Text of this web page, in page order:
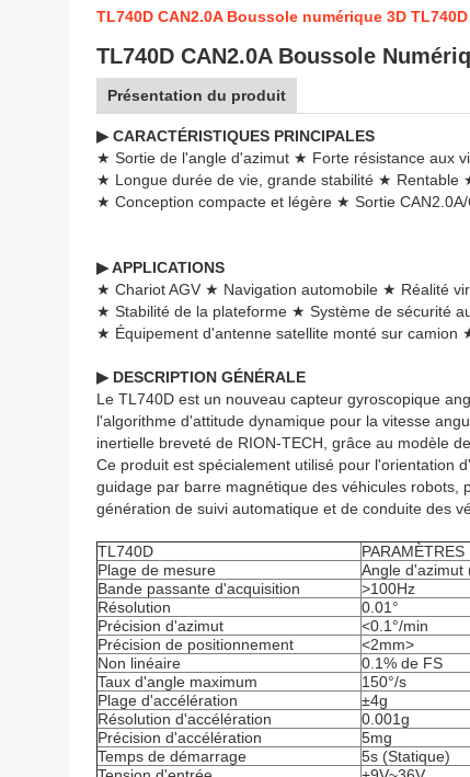
TL740D CAN2.0A Boussole numérique 3D
TL740D CAN2.0A Boussole
Présentation du produit
▶ CARACTÉRISTIQUES PRINCIPALES
★ Sortie de l'angle d'azimut ★ Forte résistance aux
★ Longue durée de vie, grande stabilité ★ Rentable
★ Conception compacte et légère ★ Sortie
▶ APPLICATIONS
★ Chariot AGV ★ Navigation automobile ★ Réalité
★ Stabilité de la plateforme ★ Système de sécurité
★ Équipement d'antenne satellite monté sur camion
▶ DESCRIPTION GÉNÉRALE
Le TL740D est un nouveau capteur gyroscopique
l'algorithme d'attitude dynamique pour la vitesse
inertielle breveté de RION-TECH, grâce au modèle
Ce produit est spécialement utilisé pour l'orientation
guidage par barre magnétique des véhicules robots,
génération de suivi automatique et de conduite des
TL740D
PARAMÈTRES
Plage de mesure
Angle d'azimut
Bande passante d'acquisition
>100Hz
Résolution
0.01°
Précision d'azimut
<0.1°/min
Précision de positionnement
<2mm>
Non linéaire
0.1% de FS
Taux d'angle maximum
150°/s
Plage d'accélération
±4g
Résolution d'accélération
0.001g
Précision d'accélération
5mg
Temps de démarrage
5s (Statique)